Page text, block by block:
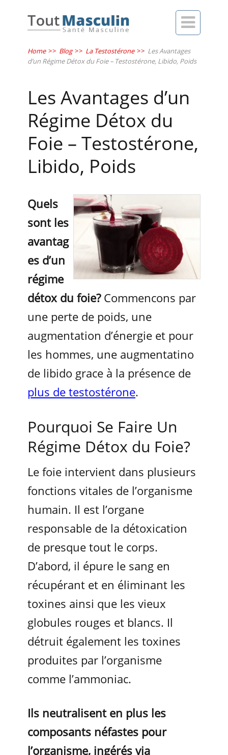

Home >> Blog >> La Testostérone >> Les Avantages
d’un Régime Détox du Foie – Testostérone, Libido, Poids
Les Avantages d’un
Régime Détox du
Foie – Testostérone,
Libido, Poids
Quels
sont les
avantag
es d’un
régime
détox du foie? Commencons par
une perte de poids, une
augmentation d’énergie et pour
les hommes, une augmentatino
de libido grace à la présence de
plus de testostérone.
Pourquoi Se Faire Un
Régime Détox du Foie?
Le foie intervient dans plusieurs
fonctions vitales de l’organisme
humain. Il est l’organe
responsable de la détoxication
de presque tout le corps.
D’abord, il épure le sang en
récupérant et en éliminant les
toxines ainsi que les vieux
globules rouges et blancs. Il
détruit également les toxines
produites par l’organisme
comme l’ammoniac.
Ils neutralisent en plus les
composants néfastes pour
l’organisme, ingérés via